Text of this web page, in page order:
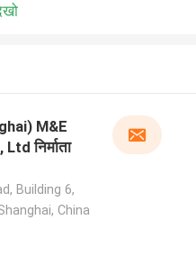
M&E
निर्माता
Building 6,
China